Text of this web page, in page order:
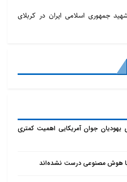
جمهوری اسلامی ایران در کربلای
یهودیان جوان آمریکایی اهمیت کمتری
هوش مصنوعی درست نشده‌اند